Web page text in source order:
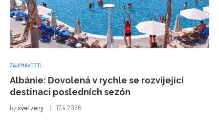
ZAJÍMAVOSTI
Albánie: Dovolená v rychle se rozvíjející
destinaci posledních sezón
by svet zeny 17.4.2026